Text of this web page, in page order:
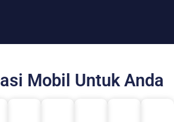
Mobil Untuk Anda